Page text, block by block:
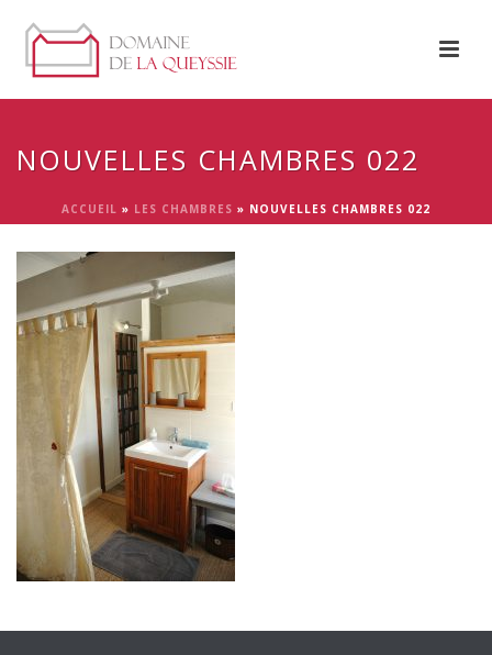
NOUVELLES CHAMBRES 022
ACCUEIL » LES CHAMBRES » NOUVELLES CHAMBRES 022